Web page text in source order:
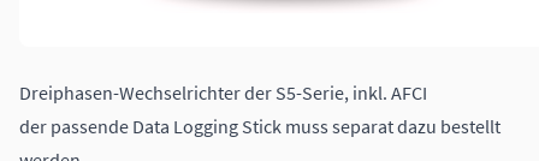
Dreiphasen-Wechselrichter der S5-Serie, inkl. AFCI
der passende Data Logging Stick muss separat dazu bestellt